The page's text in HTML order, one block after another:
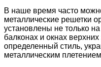
В наше время часто
металлические решетки
установлены не только
балконах и окнах
определенный стиль,
металлическим